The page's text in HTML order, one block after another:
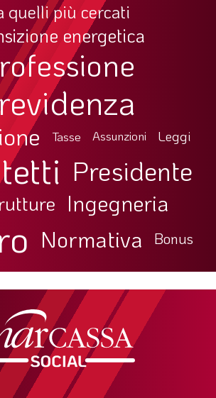
quelli più cercati
energetica
Tasse Assunzioni Leggi
Presidente
Ingegneria
Normativa Bonus